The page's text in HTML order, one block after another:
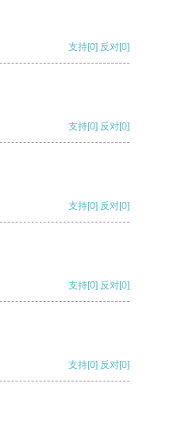
支持[0] 反对[0]
支持[0] 反对[0]
支持[0] 反对[0]
支持[0] 反对[0]
支持[0] 反对[0]